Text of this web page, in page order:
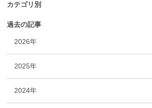
カテゴリ別
過去の記事
2026年
2025年
2024年